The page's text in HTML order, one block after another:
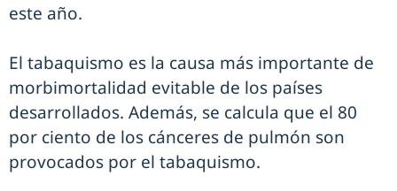
este año.
El tabaquismo es la causa más importante de
morbimortalidad evitable de los países
desarrollados. Además, se calcula que el 80
por ciento de los cánceres de pulmón son
provocados por el tabaquismo.